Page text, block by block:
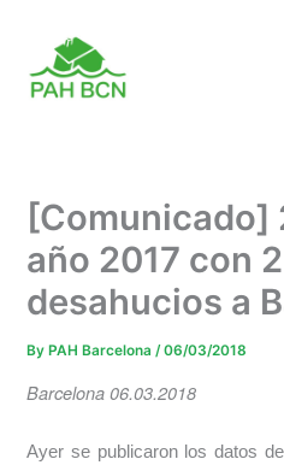
content
[Comunicado]
año 2017 con
desahucios a
By PAH Barcelona/06/03/2018
Barcelona 06.03.2018
Ayer se publicaron los datos